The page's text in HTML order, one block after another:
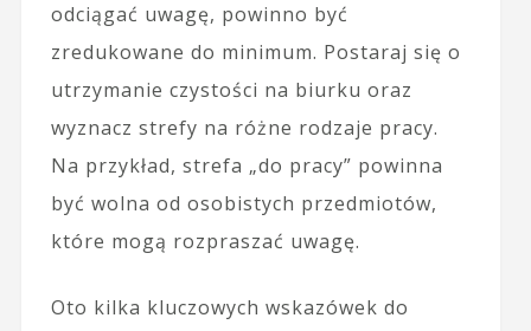
odciągać uwagę, powinno być
zredukowane do minimum. Postaraj się o
utrzymanie czystości na biurku oraz
wyznacz strefy na różne rodzaje pracy.
Na przykład, strefa „do pracy” powinna
być wolna od osobistych przedmiotów,
które mogą rozpraszać uwagę.
Oto kilka kluczowych wskazówek do